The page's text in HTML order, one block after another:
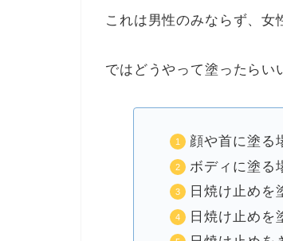
これは男性のみならず、女
ではどうやって塗ったらい
顔や首に塗る
ボディに塗る
日焼け止めを
日焼け止めを